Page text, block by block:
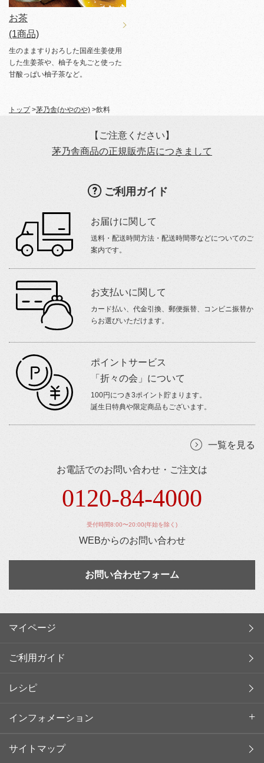
お茶
(1商品)
生のまますりおろした国産生姜使用
した生姜茶や、柚子を丸ごと使った
甘酸っぱい柚子茶など。
トップ>茅乃舎(かやのや) >飲料
【ご注意ください】
茅乃舎商品の正規販売店につきまして
ご利用ガイド
お届けに関して
送料・配送時間方法・配送時間帯などについてのご
案内です。
お支払いに関して
カード払い、代金引換、郵便振替、コンビニ振替か
らお選びいただけます。
ポイントサービス
「折々の会」について
100円につき3ポイント貯まります。
誕生日特典や限定商品もございます。
一覧を見る
お電話でのお問い合わせ・ご注文は
0120-84-4000
受付時間8:00〜20:00(年始を除く)
WEBからのお問い合わせ
お問い合わせフォーム
マイページ
ご利用ガイド
レシピ
インフォメーション
サイトマップ